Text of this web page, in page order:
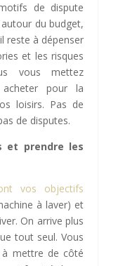
de dispute
du budget,
reste à dépenser
et les risques
vous mettez
acheter pour la
loisirs. Pas de
de disputes.
et prendre les
vos objectifs
à laver) et
On arrive plus
tout seul. Vous
à mettre de côté